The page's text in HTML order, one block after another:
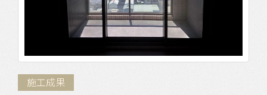
施工成果